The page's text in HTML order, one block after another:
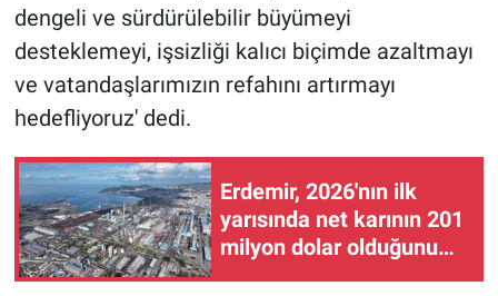
dengeli ve sürdürülebilir büyümeyi
desteklemeyi, işsizliği kalıcı biçimde azaltmayı
ve vatandaşlarımızın refahını artırmayı
hedefliyoruz' dedi.
Erdemir, 2026'nın ilk
yarısında net karının 201
milyon dolar olduğunu
duyurdu